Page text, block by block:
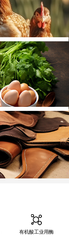
有机酸工业用酶